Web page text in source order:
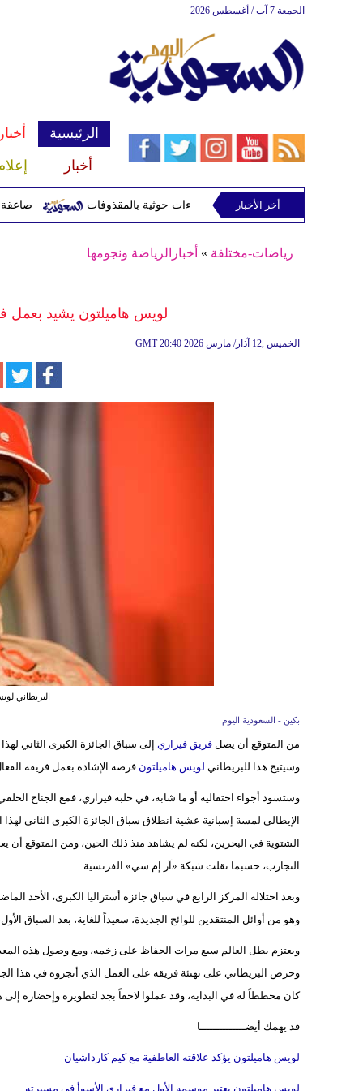
الجمعة 7 آب / أغسطس 2026
الرئيسية
أخبار
صاعقة تقتل لاعبا أخر الأخبار
رياضات-مختلفة » أخبارالرياضة ونجومها
لويس هاميلتون يشيد بعمل
GMT 20:40 2026 الخميس ,12 آذار/ مارس
البريطاني
بكين - السعودية اليوم
من المتوقع أن يصل فريق فيراريإلى سباق الجائزة الكبرى الثاني
وسيتيح هذا للبريطاني لويس هاميلتون فرصة الإشادة بعمل فريقه
وستسود أجواء احتفالية أو ما شابه، في حلبة فيراري، فمع الجناح
الإيطالي لمسة إسبانية عشية انطلاق سباق الجائزة الكبرى الثاني
الشتوية في البحرين، لكنه لم يشاهد منذ ذلك الحين، ومن المتوقع أن
التجارب، حسبما نقلت شبكة «آر إم سي» الفرنسية.
وبعد احتلاله المركز الرابع في سباق جائزة أستراليا الكبرى، الأحد
وهو من أوائل المنتقدين للوائح الجديدة، سعيداً للغاية، بعد السباق
ويعتزم بطل العالم سبع مرات الحفاظ على زخمه، ومع وصول هذه
وحرص البريطاني على تهنئة فريقه على العمل الذي أنجزوه في هذا
كان مخططاً له في البداية، وقد عملوا لاحقاً بجد لتطويره وإحضاره إلى
قد يهمك أيضــــــــــــــا
لويس هاميلتون يؤكد علاقته العاطفية مع كيم كارداشيان
لويس هاميلتون يعتبر موسمه الأول مع فيراري الأسوأ في مسيرته